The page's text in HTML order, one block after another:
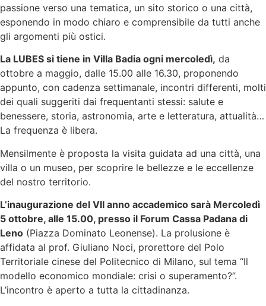
passione verso una tematica, un sito storico o una città,
esponendo in modo chiaro e comprensibile da tutti anche
gli argomenti più ostici.
La LUBES si tiene in Villa Badia ogni mercoledì, da
ottobre a maggio, dalle 15.00 alle 16.30, proponendo
appunto, con cadenza settimanale, incontri differenti, molti
dei quali suggeriti dai frequentanti stessi: salute e
benessere, storia, astronomia, arte e letteratura, attualità…
La frequenza è libera.
Mensilmente è proposta la visita guidata ad una città, una
villa o un museo, per scoprire le bellezze e le eccellenze
del nostro territorio.
L’inaugurazione del VII anno accademico sarà Mercoledì
5 ottobre, alle 15.00, presso il Forum Cassa Padana di
Leno (Piazza Dominato Leonense). La prolusione è
affidata al prof. Giuliano Noci, prorettore del Polo
Territoriale cinese del Politecnico di Milano, sul tema “Il
modello economico mondiale: crisi o superamento?”.
L’incontro è aperto a tutta la cittadinanza.